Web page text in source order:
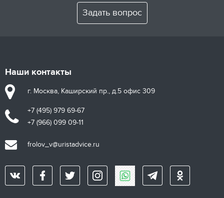
Задать вопрос
Наши контакты
г. Москва, Каширский пр., д.5 офис 309
+7 (495) 979 69-67
+7 (966) 099 09-11
frolov_v@uristadvice.ru